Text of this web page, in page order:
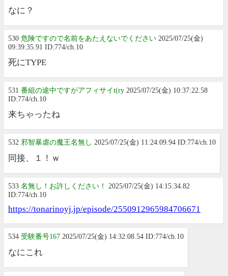
なに？
530 危険ですので名前をあたえないでください 2025/07/25(金)
09:39:35.91 ID:774/ch.10
死にΤΥΡΕ
531 番組の途中ですがアフィサイt(ry 2025/07/25(金) 10:37:22.58
ID:774/ch.10
来ちゃったね
532 邪智暴虐の魔王名無し 2025/07/25(金) 11:24:09.94 ID:774/ch.10
同接、１！ｗ
533 名無し！お許しください！
2025/07/25(金) 14:15:34.82
ID:774/ch.10
https://tonarinoyj.jp/episode/2550912965984706671
534 受験番号167 2025/07/25(金) 14:32:08.54 ID:774/ch.10
なにこれ